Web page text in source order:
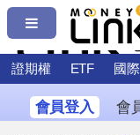
證期權 ETF 國際
會員登入 會